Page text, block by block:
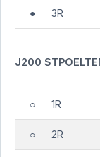
● 3R
J200
○ 1R
○ 2R